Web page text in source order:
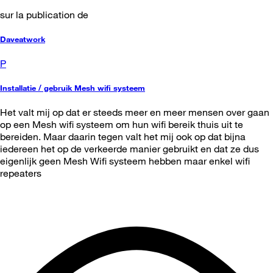
sur la publication de
Daveatwork
P
Installatie / gebruik Mesh wifi systeem
Het valt mij op dat er steeds meer en meer mensen over gaan
op een Mesh wifi systeem om hun wifi bereik thuis uit te
bereiden. Maar daarin tegen valt het mij ook op dat bijna
iedereen het op de verkeerde manier gebruikt en dat ze dus
eigenlijk geen Mesh Wifi systeem hebben maar enkel wifi
repeaters